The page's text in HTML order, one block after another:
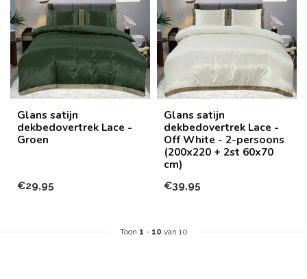
Glans satijn
dekbedovertrek Lace -
Groen
€29,95
Glans satijn
dekbedovertrek Lace -
Off White - 2-persoons
(200x220 + 2st 60x70
cm)
€39,95
Toon 1 - 10 van 10